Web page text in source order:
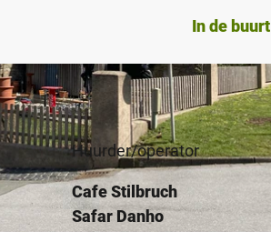
In de buurt
Huurder/operator
Cafe Stilbruch
Safar Danho